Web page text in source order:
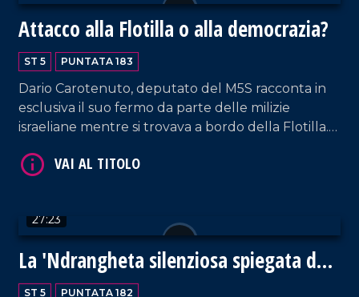
Attacco alla Flotilla o alla democrazia?
ST 5 PUNTATA 183
Dario Carotenuto, deputato del M5S racconta in
esclusiva il suo fermo da parte delle milizie
israeliane mentre si trovava a bordo della Flotilla.
Bossio, per fare il punto su quanto ancora sta
27:23
La 'Ndrangheta silenziosa spiegata da
Borrelli
ST 5 PUNTATA 182
VAI AL TITOLO
VAI AL TITOLO